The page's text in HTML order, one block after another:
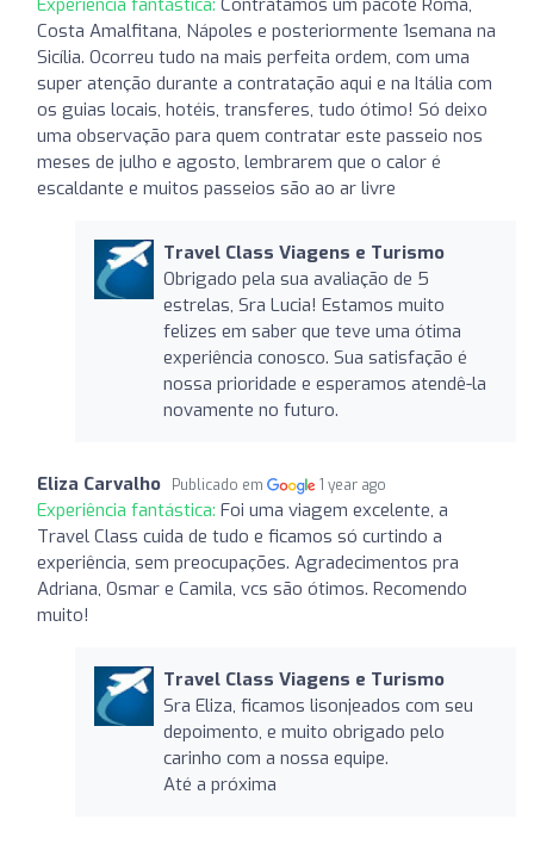
Costa Amalfitana, Nápoles e posteriormente 1semana na
Sicília. Ocorreu tudo na mais perfeita ordem, com uma
super atenção durante a contratação aqui e na Itália com
os guias locais, hotéis, transferes, tudo ótimo! Só deixo
uma observação para quem contratar este passeio nos
meses de julho e agosto, lembrarem que o calor é
escaldante e muitos passeios são ao ar livre
Travel Class Viagens e Turismo
Obrigado pela sua avaliação de 5
estrelas, Sra Lucia! Estamos muito
felizes em saber que teve uma ótima
experiência conosco. Sua satisfação é
nossa prioridade e esperamos atendê-la
novamente no futuro.
Eliza Carvalho Publicado em 1 year ago
Experiência fantástica: Foi uma viagem excelente, a
Travel Class cuida de tudo e ficamos só curtindo a
experiência, sem preocupações. Agradecimentos pra
Adriana, Osmar e Camila, vcs são ótimos. Recomendo
muito!
Travel Class Viagens e Turismo
Sra Eliza, ficamos lisonjeados com seu
depoimento, e muito obrigado pelo
carinho com a nossa equipe.
Até a próxima